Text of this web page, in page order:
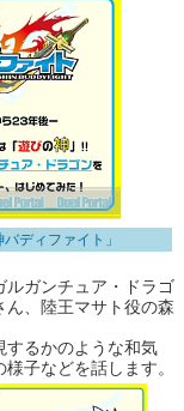
ディファイト」
ルガンチュア・ドラゴ
ん、陸王マサト役の森
するかのような和気
子などを話します。